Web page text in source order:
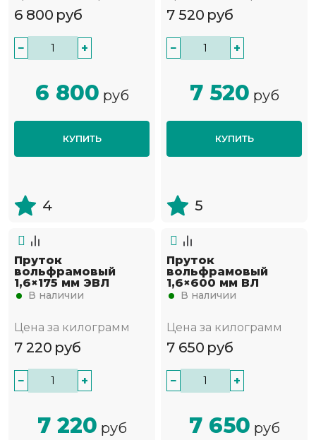
6 800 руб
− +
6 800 руб
КУПИТЬ
4
7 520 руб
− +
7 520 руб
КУПИТЬ
5
Пруток
вольфрамовый
1,6×175 мм ЭВЛ
В наличии
Цена за килограмм
7 220 руб
− +
7 220 руб
Пруток
вольфрамовый
1,6×600 мм ВЛ
В наличии
Цена за килограмм
7 650 руб
− +
7 650 руб